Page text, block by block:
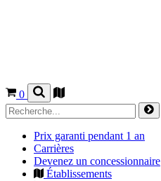
0
Prix garanti pendant 1 an
Carrières
Devenez un concessionnaire
Établissements